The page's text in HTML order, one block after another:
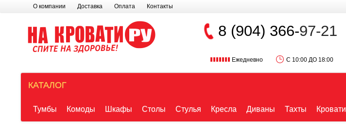
О компании Доставка Оплата Контакты
8 (904) 366-97-21
Ежедневно С 10:00 ДО 18:00
КАТАЛОГ
Тумбы Комоды Шкафы Столы Стулья Кресла Диваны Тахты Кровати